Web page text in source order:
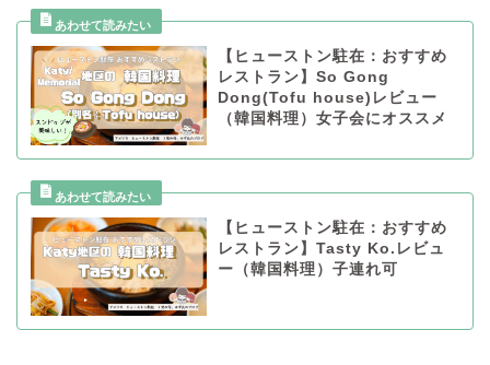
【ヒューストン駐在：おすすめ
レストラン】So Gong
Dong(Tofu house)レビュー
（韓国料理）女子会にオススメ
【ヒューストン駐在：おすすめ
レストラン】Tasty Ko.レビュ
ー（韓国料理）子連れ可